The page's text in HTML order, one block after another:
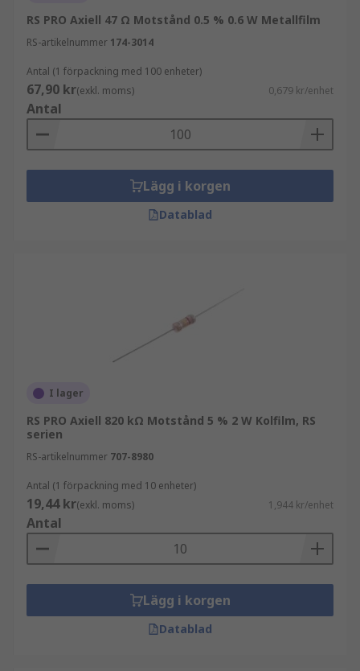
RS PRO Axiell 47 Ω Motstånd 0.5 % 0.6 W Metallfilm
RS-artikelnummer 174-3014
Antal (1 förpackning med 100 enheter)
67,90 kr(exkl. moms) 0,679 kr/enhet
Antal
Lägg i korgen
Datablad
I lager
RS PRO Axiell 820 kΩ Motstånd 5 % 2 W Kolfilm, RS
serien
RS-artikelnummer 707-8980
Antal (1 förpackning med 10 enheter)
19,44 kr(exkl. moms) 1,944 kr/enhet
Antal
Lägg i korgen
Datablad